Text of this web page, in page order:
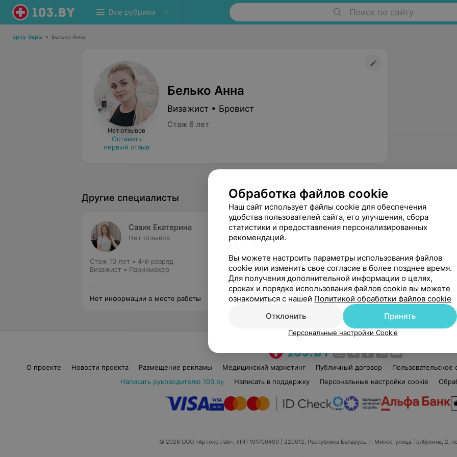
Все рубрики Поиск по сайту
Броу-бары • Белько Анна
Нет отзывов
Оставить
первый отзыв
Белько Анна
Визажист • Бровист
Стаж 6 лет
Другие специалисты
Савик Екатерина
Нет отзывов
Стаж 10 лет • 4-й разряд
Визажист • Парикмахер
Нет информации о месте работы
Севко Марта
Стаж 9 лет• 4-й разряд
Визажист • Парикмахер
Нет информации о месте работы
О проекте Новости проекта Размещение рекламы Медицинский маркетинг Публичный договор Пользовательское
Написать руководителю 103.by
Написать в поддержку Персональные настройки cookie
© 2026 ООО «Артокс Лаб», УНП 191700409 | 220012, Республика Беларусь, г. Минск, улица Толбухина, 2,
Обработка файлов cookie
Наш сайт использует файлы cookie для обеспечения
удобства пользователей сайта, его улучшения, сбора
статистики и предоставления персонализированных
рекомендаций.
Вы можете настроить параметры использования файлов
cookie или изменить свое согласие в более позднее время.
Для получения дополнительной информации о целях,
сроках и порядке использования файлов cookie вы можете
ознакомиться с нашей Политикой обработки файлов cookie
Отклонить
Принять
Персональные настройки Cookie